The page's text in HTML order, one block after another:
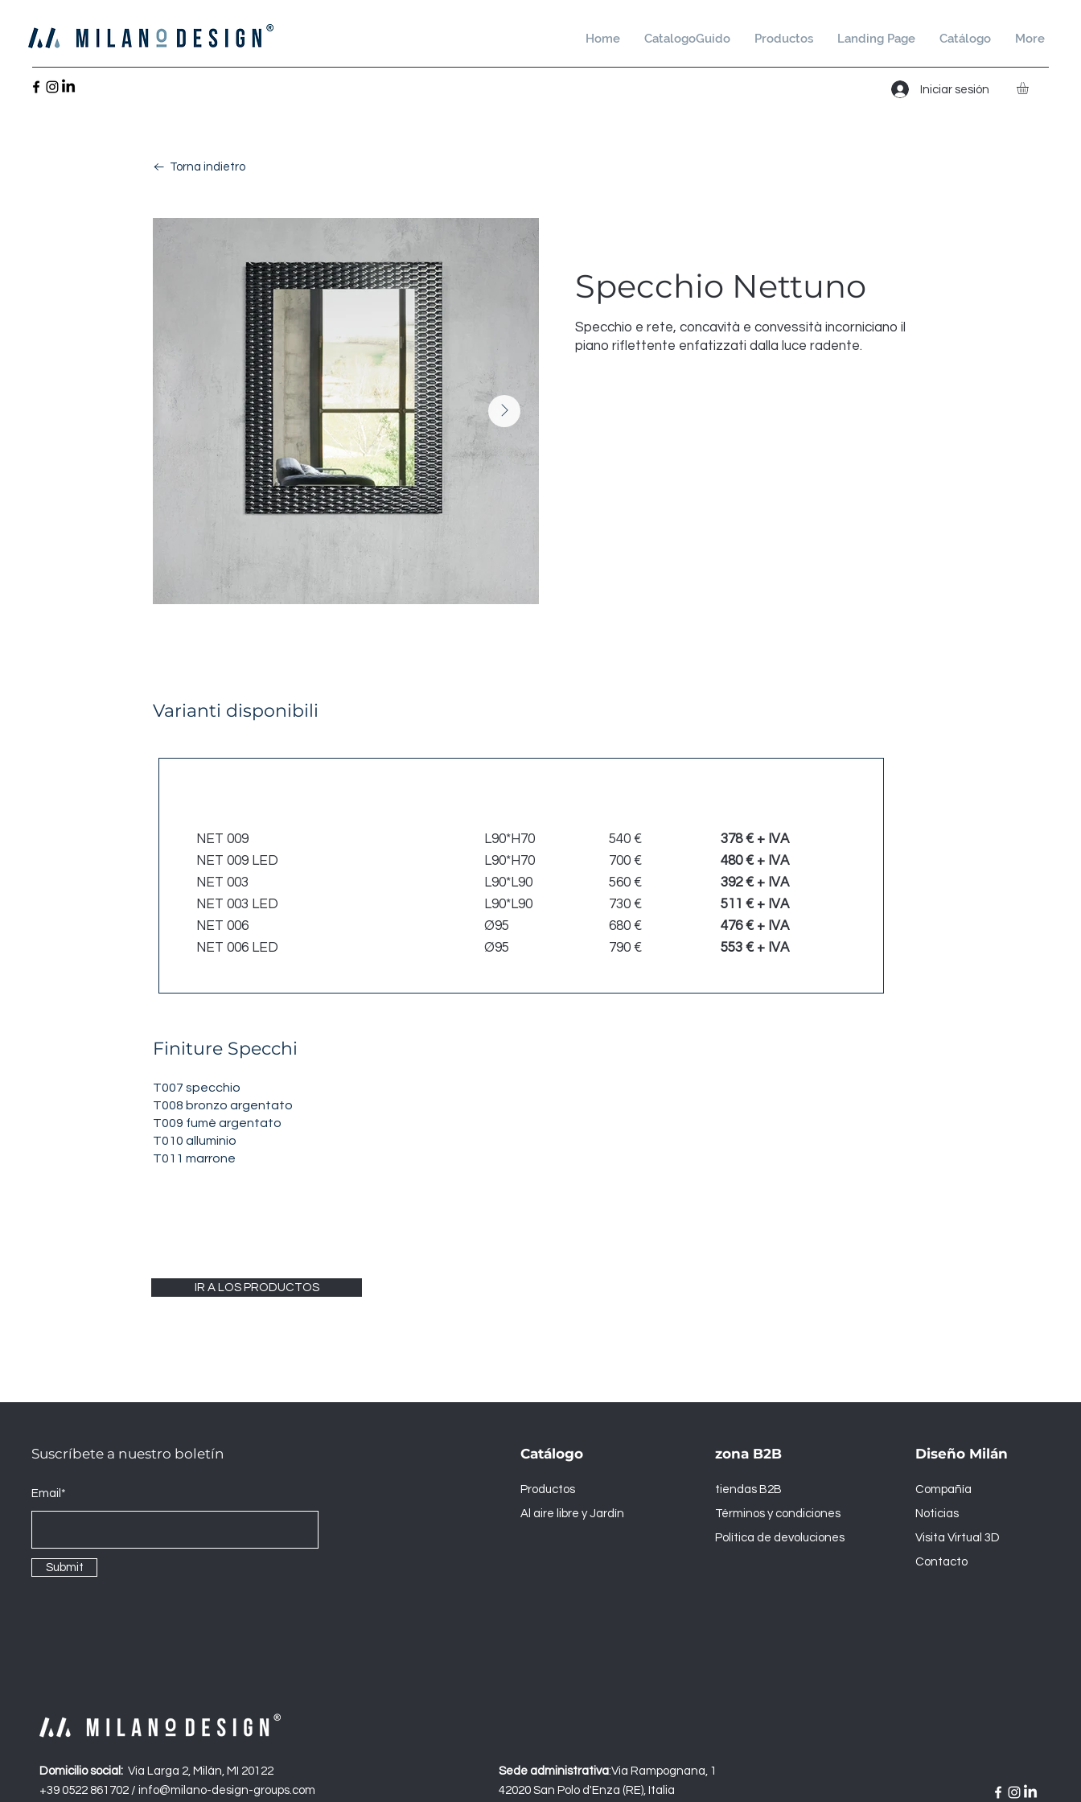
Home CatalogoGuido Productos Landing Page Catálogo More
Iniciar sesión
Torna indietro
Specchio Nettuno
Specchio e rete, concavità e convessità incorniciano il
piano riflettente enfatizzati dalla luce radente.
Varianti disponibili
NET 009
NET 009 LED
NET 003
NET 003 LED
NET 006
NET 006 LED
L90*H70
L90*H70
L90*L90
L90*L90
Ø95
Ø95
540 €
700 €
560 €
730 €
680 €
790 €
378 € + IVA
480 € + IVA
392 € + IVA
511 € + IVA
476 € + IVA
553 € + IVA
Finiture Specchi
T007 specchio
T008 bronzo argentato
T009 fumè argentato
T010 alluminio
T011 marrone
IR A LOS PRODUCTOS
Suscríbete a nuestro boletín
Email*
Submit
Catálogo
Productos
Al aire libre y Jardín
zona B2B
tiendas B2B
Términos y condiciones
Política de devoluciones
Diseño Milán
Compañía
Noticias
Visita Virtual 3D
Contacto
Domicilio social: Via Larga 2, Milán, MI 20122
+39 0522 861702 / info@milano-design-groups.com
Sede administrativa:Via Rampognana, 1
42020 San Polo d'Enza (RE), Italia